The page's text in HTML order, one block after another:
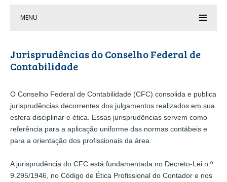
MENU
Jurisprudências do Conselho Federal de
Contabilidade
O Conselho Federal de Contabilidade (CFC) consolida e publica
jurisprudências decorrentes dos julgamentos realizados em sua
esfera disciplinar e ética. Essas jurisprudências servem como
referência para a aplicação uniforme das normas contábeis e
para a orientação dos profissionais da área.
A jurisprudência do CFC está fundamentada no Decreto-Lei n.º
9.295/1946, no Código de Ética Profissional do Contador e nos